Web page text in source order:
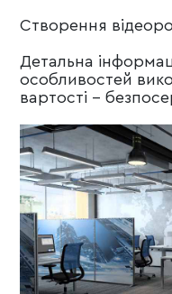
Створення
Детальна
особливостей
вартості -